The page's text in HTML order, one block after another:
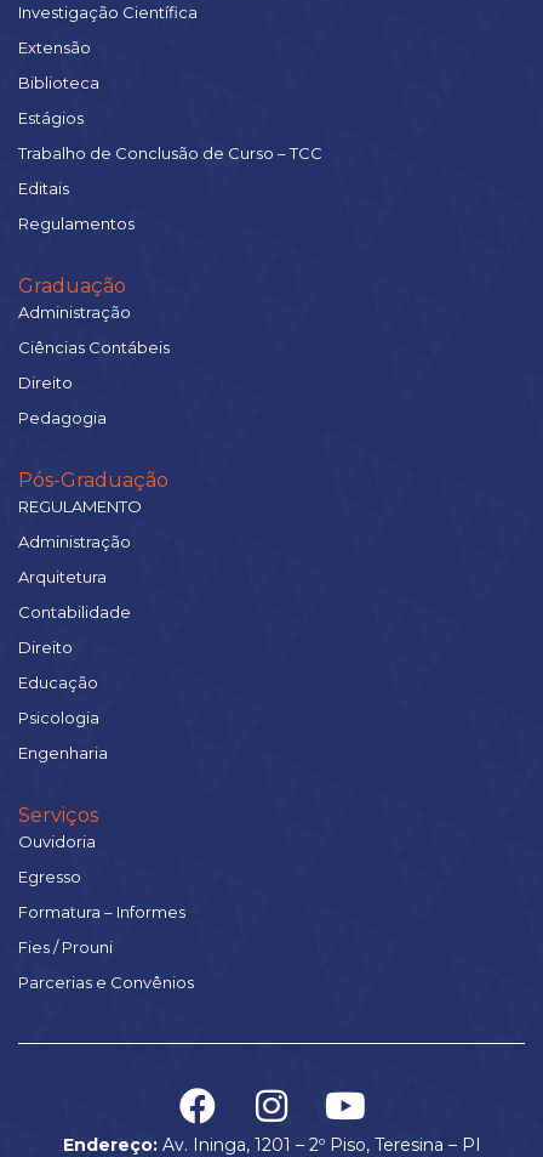
Investigação Científica
Extensão
Biblioteca
Estágios
Trabalho de Conclusão de Curso – TCC
Editais
Regulamentos
Graduação
Administração
Ciências Contábeis
Direito
Pedagogia
Pós-Graduação
REGULAMENTO
Administração
Arquitetura
Contabilidade
Direito
Educação
Psicologia
Engenharia
Serviços
Ouvidoria
Egresso
Formatura – Informes
Fies / Prouni
Parcerias e Convênios
Endereço:Av. Ininga, 1201 – 2º Piso, Teresina – PI